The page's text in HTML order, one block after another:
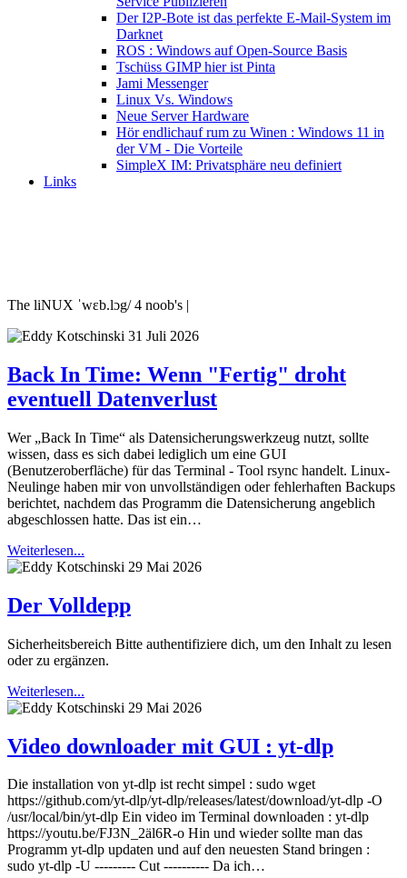
Der I2P-Bote ist das perfekte E-Mail-System im
Darknet
ROS : Windows auf Open-Source Basis
Tschüss GIMP hier ist Pinta
Jami Messenger
Linux Vs. Windows
Neue Server Hardware
Hör endlichauf rum zu Winen : Windows 11 in
der VM - Die Vorteile
SimpleX IM: Privatsphäre neu definiert
Links
The liNUX ˈwɛb.lɔg/ 4 noob's |
31 Juli 2026
Back In Time: Wenn "Fertig" droht
eventuell Datenverlust
Wer „Back In Time“ als Datensicherungswerkzeug nutzt, sollte
wissen, dass es sich dabei lediglich um eine GUI
(Benutzeroberfläche) für das Terminal - Tool rsync handelt. Linux-
Neulinge haben mir von unvollständigen oder fehlerhaften Backups
berichtet, nachdem das Programm die Datensicherung angeblich
abgeschlossen hatte. Das ist ein…
Weiterlesen...
29 Mai 2026
Der Volldepp
Sicherheitsbereich Bitte authentifiziere dich, um den Inhalt zu lesen
oder zu ergänzen.
Weiterlesen...
29 Mai 2026
Video downloader mit GUI : yt-dlp
Die installation von yt-dlp ist recht simpel : sudo wget
https://github.com/yt-dlp/yt-dlp/releases/latest/download/yt-dlp -O
/usr/local/bin/yt-dlp Ein video im Terminal downloaden : yt-dlp
https://youtu.be/FJ3N_2äl6R-o Hin und wieder sollte man das
Programm yt-dlp updaten und auf den neuesten Stand bringen :
sudo yt-dlp -U --------- Cut ---------- Da ich…